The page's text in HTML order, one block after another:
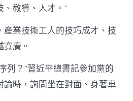
教導、人才。”
業技術工人的技巧成才、技
廣。
列？”習近平總書記參加黨的
論時，詢問坐在對面、身著車